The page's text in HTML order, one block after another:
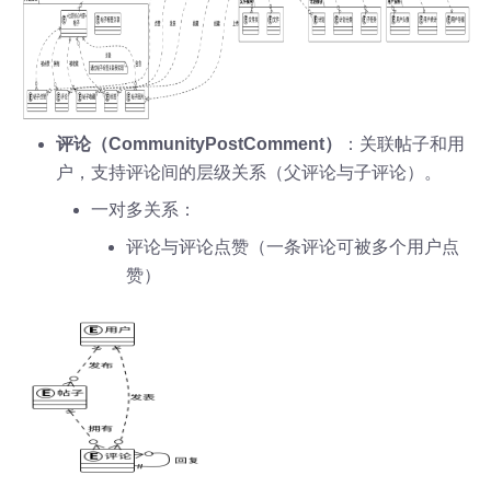
评论（CommunityPostComment）
：关联帖子和用
户，支持评论间的层级关系（父评论与子评论）。
一对多关系：
评论与评论点赞（一条评论可被多个用户点
赞）